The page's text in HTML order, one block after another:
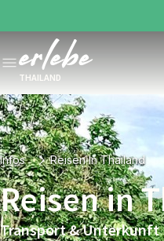
THAILAND
Infos Reisen In Thailand
Reisen in
Transport & Unterkunft